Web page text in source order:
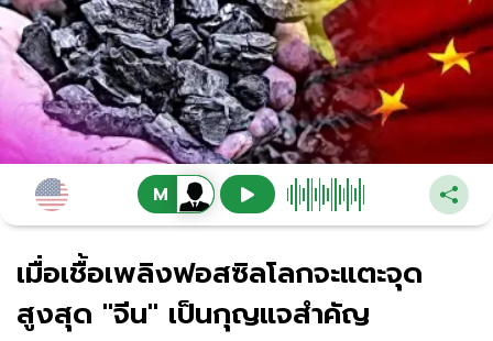
เมื่อเชื้อเพลิงฟอสซิลโลกจะแตะจุด
สูงสุด "จีน" เป็นกุญแจสำคัญ